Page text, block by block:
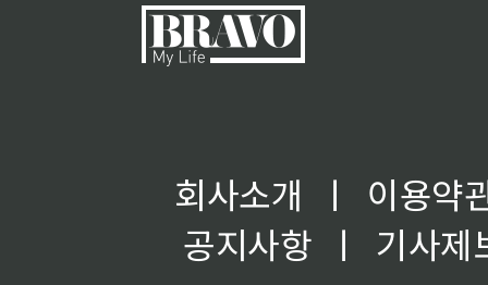
회사소개 ㅣ
이용약
공지사항
ㅣ
기사제